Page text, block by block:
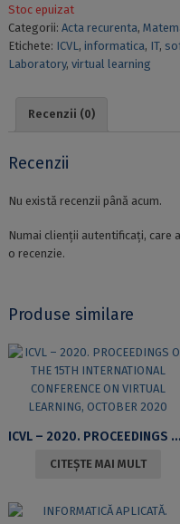
Stoc epuizat
Categorii: Acta recurenta,
Etichete: ICVL , informatica, IT,
Laboratory, virtual learning
Recenzii (0)
Recenzii
Nu există recenzii până acum.
Numai clienții autentificați, care
o recenzie.
Produse similare
ICVL – 2020. PROCEEDINGS OF THE 15TH INTERNATIONAL CONFERENCE ON VIRTUAL LEARNING, OCTOBER 2020
CITEȘTE MAI MULT